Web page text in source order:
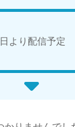
より配信予定